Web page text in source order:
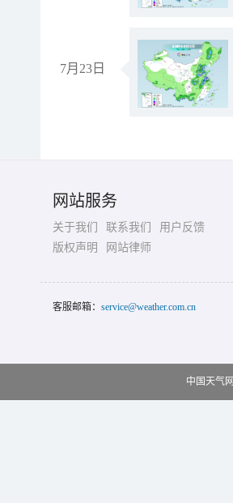
7月23日
网站服务
关于我们 联系我们
用户反馈
版权声明
网站律师
客服邮箱： service@weather.com.cn
中国天气